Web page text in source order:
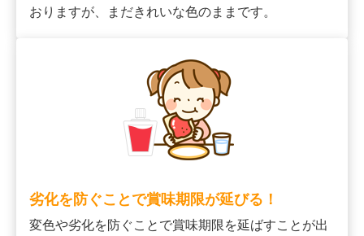
おりますが、まだきれいな色のままです。
劣化を防ぐことで賞味期限が延びる！
変色や劣化を防ぐことで賞味期限を延ばすことが出